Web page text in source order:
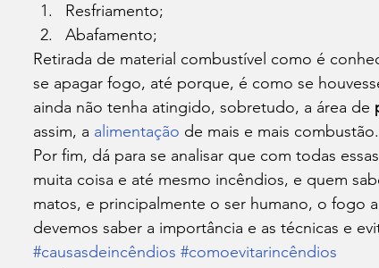
Resfriamento;
Abafamento;
Retirada de material combustível como é
se apagar fogo, até porque, é como se
ainda não tenha atingido, sobretudo, a área de
assim, a alimentação de mais e mais combustão.
Por fim, dá para se analisar que com todas
muita coisa e até mesmo incêndios, e quem
matos, e principalmente o ser humano, o fogo
devemos saber a importância e as técnicas e
#causasdeincêndios #comoevitarincêndios